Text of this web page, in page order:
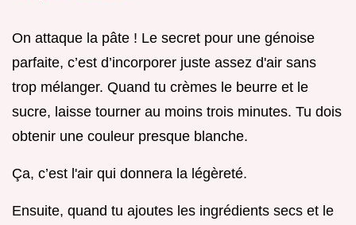
On attaque la pâte ! Le secret pour une génoise
parfaite, c’est d’incorporer juste assez d'air sans
trop mélanger. Quand tu crèmes le beurre et le
sucre, laisse tourner au moins trois minutes. Tu dois
obtenir une couleur presque blanche.
Ça, c’est l'air qui donnera la légèreté.
Ensuite, quand tu ajoutes les ingrédients secs et le